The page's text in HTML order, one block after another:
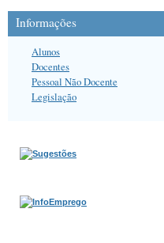
Informações
Alunos
Docentes
Pessoal Não Docente
Legislação